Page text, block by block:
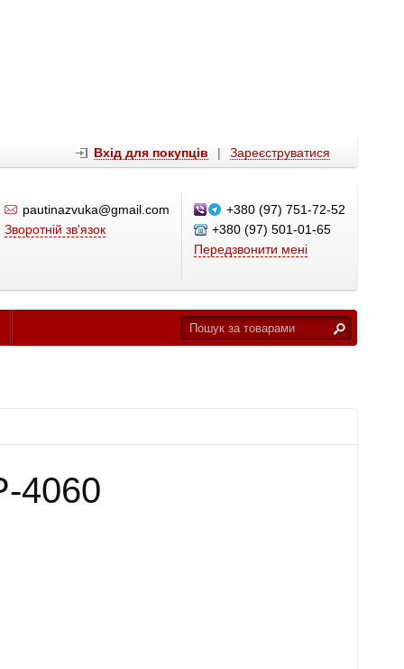
Вхід для покупців | Зареєструватися
pautinazvuka@gmail.com
Зворотній зв'язок
+380 (97) 751-72-52
+380 (97) 501-01-65
Передзвонити мені
4060